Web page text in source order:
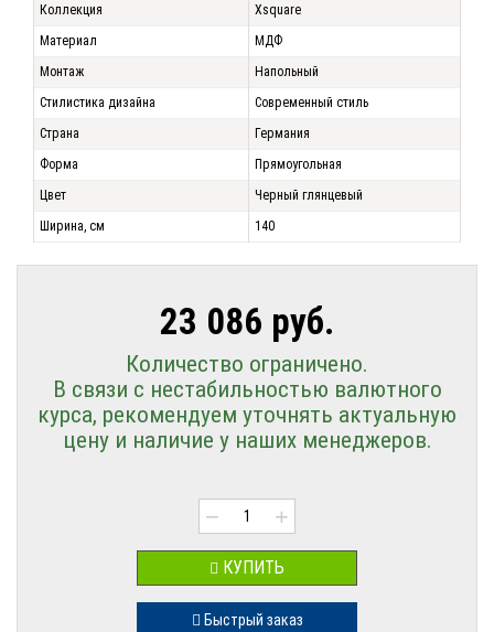
Коллекция
Xsquare
Материал
МДФ
Монтаж
Напольный
Стилистика дизайна
Современный стиль
Страна
Германия
Форма
Прямоугольная
Цвет
Черный глянцевый
Ширина, см
140
23 086 руб.
Количество ограничено.
В связи с нестабильностью валютного
курса, рекомендуем уточнять актуальную
цену и наличие у наших менеджеров.
− +
КУПИТЬ
Быстрый заказ